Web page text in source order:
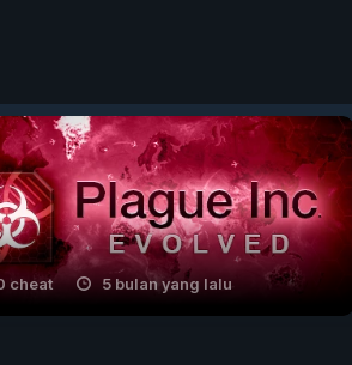
cheat 5 bulan yang lalu